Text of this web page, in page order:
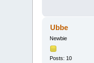
Ubbe
Newbie
Posts: 10